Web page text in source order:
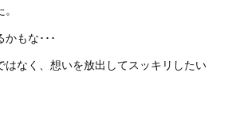
かもな･･･
はなく、想いを放出してスッキリしたい